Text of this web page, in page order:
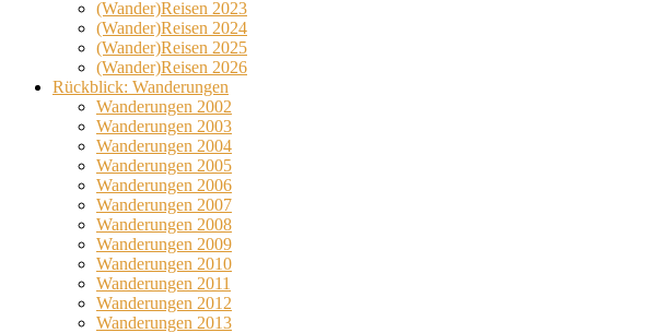
(Wander)Reisen 2023
(Wander)Reisen 2024
(Wander)Reisen 2025
(Wander)Reisen 2026
Rückblick: Wanderungen
Wanderungen 2002
Wanderungen 2003
Wanderungen 2004
Wanderungen 2005
Wanderungen 2006
Wanderungen 2007
Wanderungen 2008
Wanderungen 2009
Wanderungen 2010
Wanderungen 2011
Wanderungen 2012
Wanderungen 2013